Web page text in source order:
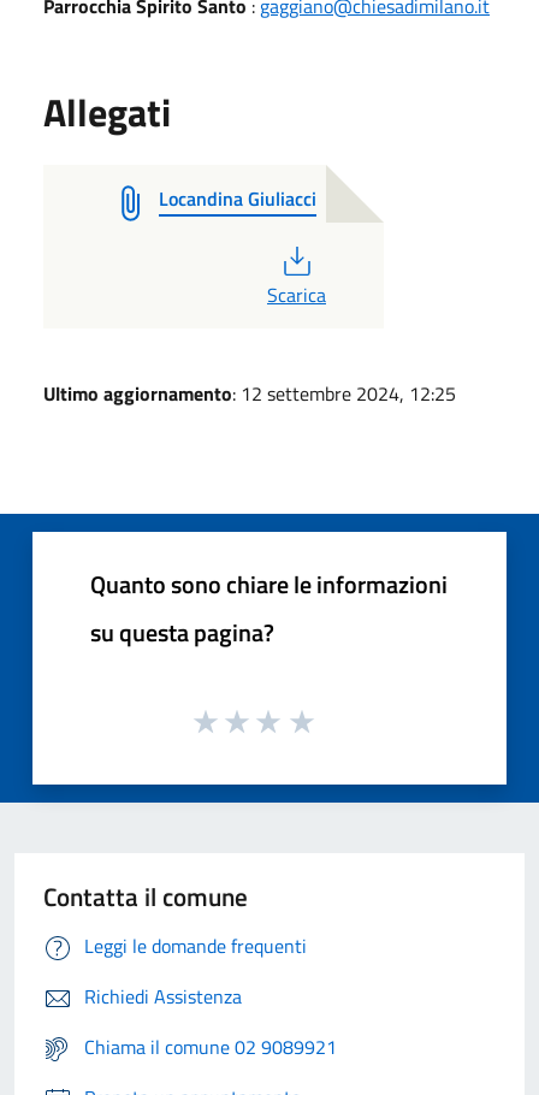
Allegati
Locandina Giuliacci
Scarica
Ultimo aggiornamento: 12 settembre 2024, 12:25
Quanto sono chiare le informazioni
su questa pagina?
Contatta il comune
Leggi le domande frequenti
Richiedi Assistenza
Chiama il comune 02 9089921